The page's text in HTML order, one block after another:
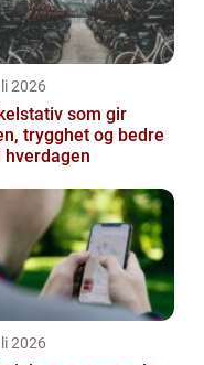
2026
som gir
trygghet og bedre
hverdagen
2026